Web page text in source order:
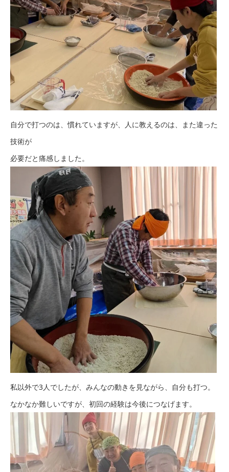
自分で打つのは、慣れていますが、人に教えるのは、また違った
技術が
必要だと痛感しました。
私以外で3人でしたが、みんなの動きを見ながら、自分も打つ。
なかなか難しいですが、初回の経験は今後につなげます。